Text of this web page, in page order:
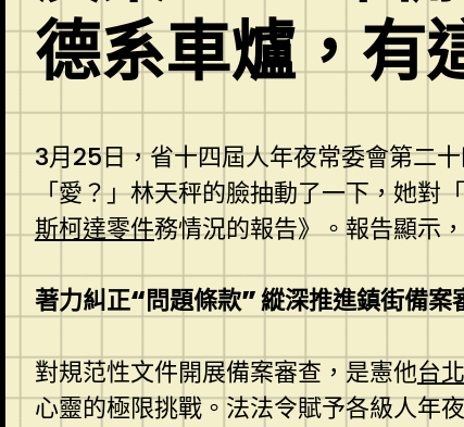
德系車爐，有
3月25日，省十四屆人年夜常委會第二
「愛？」林天秤的臉抽動了一下，她對
斯柯達零件務情況的報告》。報告顯示
著力糾正“問題條款” 縱深推進鎮街備案
對規范性文件開展備案審查，是憲他台
心靈的極限挑戰。法法令賦予各級人年夜